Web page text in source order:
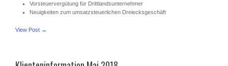
Vorsteuervergütung für Drittlandsunternehmer
Neuigkeiten zum umsatzsteuerlichen Dreiecksgeschäft
View Post →